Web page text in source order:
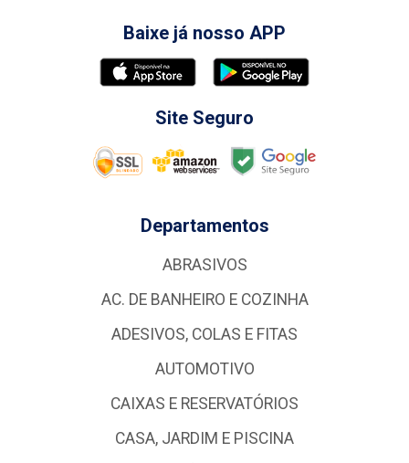
Baixe já nosso APP
Site Seguro
Departamentos
ABRASIVOS
AC. DE BANHEIRO E COZINHA
ADESIVOS, COLAS E FITAS
AUTOMOTIVO
CAIXAS E RESERVATÓRIOS
CASA, JARDIM E PISCINA